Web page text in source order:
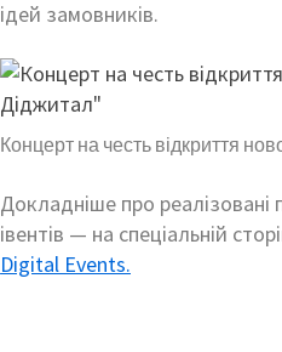
ідей замовників.
Концерт на честь відкриття
Докладніше про реалізовані
івентів — на спеціальній
Digital Events.